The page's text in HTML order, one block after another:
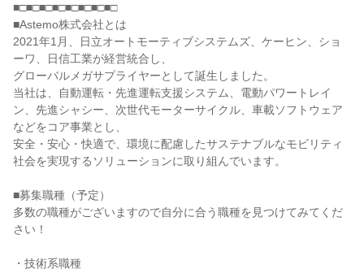
■□■□■□■□■□■□■□■□
■Astemo株式会社とは
2021年1月、日立オートモーティブシステムズ、ケーヒン、ショ
ーワ、日信工業が経営統合し、
グローバルメガサプライヤーとして誕生しました。
当社は、自動運転・先進運転支援システム、電動パワートレイ
ン、先進シャシー、次世代モーターサイクル、車載ソフトウェア
などをコア事業とし、
安全・安心・快適で、環境に配慮したサステナブルなモビリティ
社会を実現するソリューションに取り組んでいます。
■募集職種（予定）
多数の職種がございますので自分に合う職種を見つけてみてくだ
さい！
・技術系職種